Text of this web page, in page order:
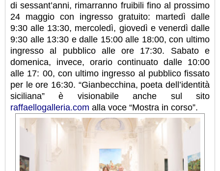
di sessant’anni, rimarranno fruibili fino al prossimo
24 maggio con ingresso gratuito: martedì dalle
9:30 alle 13:30, mercoledì, giovedì e venerdì dalle
9:30 alle 13:30 e dalle 15:00 alle 18:00, con ultimo
ingresso al pubblico alle ore 17:30. Sabato e
domenica, invece, orario continuato dalle 10:00
alle 17: 00, con ultimo ingresso al pubblico fissato
per le ore 16:30. “Gianbecchina, poeta dell’identità
siciliana” è visionabile anche sul sito
raffaellogalleria.com alla voce “Mostra in corso”.